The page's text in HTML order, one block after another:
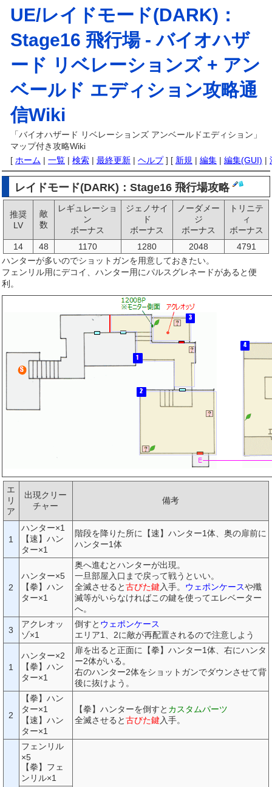
UE/レイドモード(DARK)：
Stage16 飛行場 -バイオハザ
ード リベレーションズ + アン
ベールド エディション攻略通
信Wiki
「バイオハザード リベレーションズ アンベールドエディション」
マップ付き攻略Wiki
[ ホーム | 一覧 | 検索 | 最終更新 | ヘルプ] [ 新規 | 編集 | 編集(GUI) |
レイドモード(DARK)：Stage16 飛行場攻略
推奨
LV
敵
数
レギュレーショ
ン
ボーナス
ジェノサイ
ド
ボーナス
ノーダメー
ジ
ボーナス
トリニテ
ィ
ボーナス
14
48 1170 1280 2048
4791
ハンターが多いのでショットガンを用意しておきたい。
フェンリル用にデコイ、ハンター用にパルスグレネードがあると便
利。
エ
リ
ア
出現クリー
チャー
備考
1
ハンター×1
【速】ハン
ター×1
階段を降りた所に【速】ハンター1体、奥の扉前に
ハンター1体
2
ハンター×5
【拳】ハン
ター×1
奥へ進むとハンターが出現。
一旦部屋入口まで戻って戦うといい。
全滅させると古びた鍵 入手。 ウェポンケースや殲
滅等がいらなければこの鍵を使ってエレベーター
へ。
3
アクレオッ
ゾ×1
倒すと ウェポンケース
エリア1、2に敵が再配置されるので注意しよう
1
ハンター×2
【拳】ハン
ター×1
扉を出ると正面に【拳】ハンター1体、右にハンタ
ー2体がいる。
右のハンター2体をショットガンでダウンさせて背
後に抜けよう。
2
【拳】ハン
ター×1
【速】ハン
ター×1
【拳】ハンターを倒すと カスタムパーツ
全滅させると古びた鍵 入手。
フェンリル
×5
【拳】フェ
ンリル×1